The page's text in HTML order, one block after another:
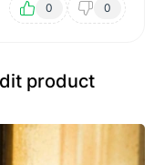
0 0
product